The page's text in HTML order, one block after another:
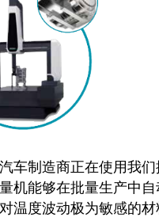
车制造商正在使用我
机能够在批量生产中
温度波动极为敏感的